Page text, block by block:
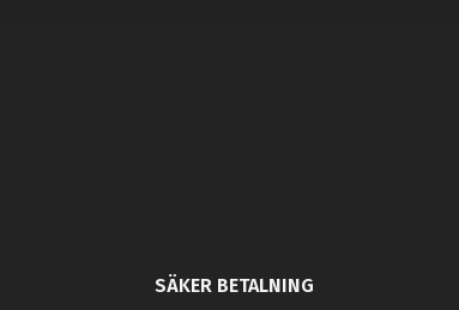
SÄKER BETALNING